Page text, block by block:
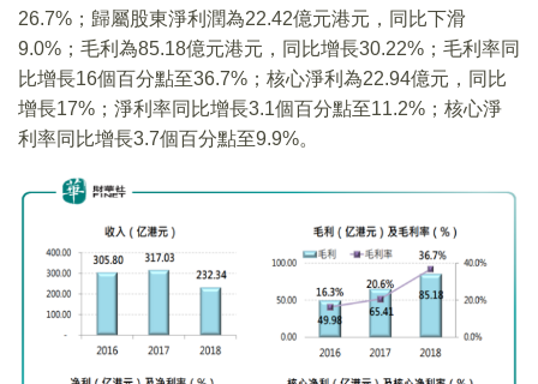
26.7%；歸屬股東淨利潤為22.42億元港元，同比下滑
9.0%；毛利為85.18億元港元，同比增長30.22%；毛利率同
比增長16個百分點至36.7%；核心淨利為22.94億元，同比
增長17%；淨利率同比增長3.1個百分點至11.2%；核心淨
利率同比增長3.7個百分點至9.9%。